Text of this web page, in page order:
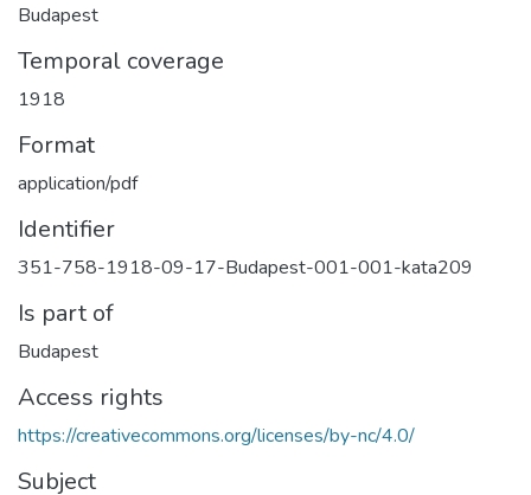
Budapest
Temporal coverage
1918
Format
application/pdf
Identifier
351-758-1918-09-17-Budapest-001-001-kata209
Is part of
Budapest
Access rights
https://creativecommons.org/licenses/by-nc/4.0/
Subject